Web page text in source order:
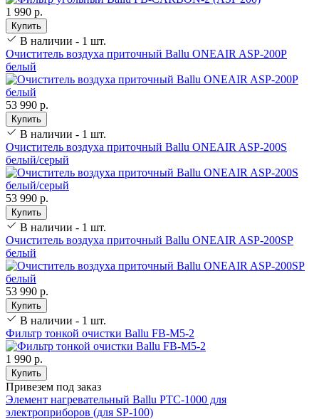
1 990 р.
Купить
В наличии - 1 шт.
Очиститель воздуха приточный Ballu ONEAIR ASP-200P
белый
53 990 р.
Купить
В наличии - 1 шт.
Очиститель воздуха приточный Ballu ONEAIR ASP-200S
белый/серый
53 990 р.
Купить
В наличии - 1 шт.
Очиститель воздуха приточный Ballu ONEAIR ASP-200SP
белый
53 990 р.
Купить
В наличии - 1 шт.
Фильтр тонкой очистки Ballu FB-M5-2
1 990 р.
Купить
Привезем под заказ
Элемент нагревательный Ballu PTC-1000 для
электроприборов (для SP-100)